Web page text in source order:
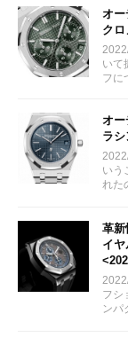
オー
ク
いて
フに
オー
ラ
いう
れた
革新
イ
フシ
ンパ